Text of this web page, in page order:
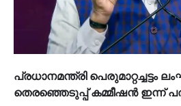
പ്രധാനമന്ത്രി പെരുമാറ്റച്ചട്ടം
തെരഞ്ഞെടുപ്പ് കമ്മീഷൻ ഇന്ന്